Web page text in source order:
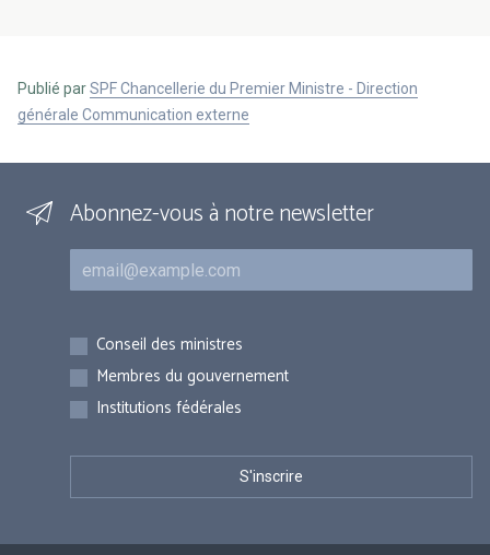
Publié parSPF Chancellerie du Premier Ministre - Direction
générale Communication externe
Abonnez-vous à notre newsletter
Courriel
Inscriptions
Conseil des ministres
Membres du gouvernement
Institutions fédérales